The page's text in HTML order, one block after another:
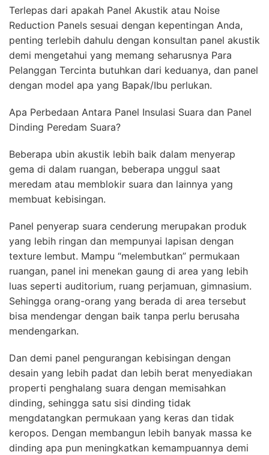
Terlepas dari apakah Panel Akustik atau Noise
Reduction Panels sesuai dengan kepentingan Anda,
penting terlebih dahulu dengan konsultan panel akustik
demi mengetahui yang memang seharusnya Para
Pelanggan Tercinta butuhkan dari keduanya, dan panel
dengan model apa yang Bapak/Ibu perlukan.
Apa Perbedaan Antara Panel Insulasi Suara dan Panel
Dinding Peredam Suara?
Beberapa ubin akustik lebih baik dalam menyerap
gema di dalam ruangan, beberapa unggul saat
meredam atau memblokir suara dan lainnya yang
membuat kebisingan.
Panel penyerap suara cenderung merupakan produk
yang lebih ringan dan mempunyai lapisan dengan
texture lembut. Mampu “melembutkan” permukaan
ruangan, panel ini menekan gaung di area yang lebih
luas seperti auditorium, ruang perjamuan, gimnasium.
Sehingga orang-orang yang berada di area tersebut
bisa mendengar dengan baik tanpa perlu berusaha
mendengarkan.
Dan demi panel pengurangan kebisingan dengan
desain yang lebih padat dan lebih berat menyediakan
properti penghalang suara dengan memisahkan
dinding, sehingga satu sisi dinding tidak
mengdatangkan permukaan yang keras dan tidak
keropos. Dengan membangun lebih banyak massa ke
dinding apa pun meningkatkan kemampuannya demi